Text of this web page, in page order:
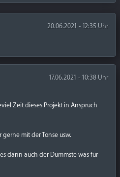
20.06.2021 - 12:35 Uhr
17.06.2021 - 10:38 Uhr
Zeit dieses Projekt in Anspruch
mit der Tonse usw.
dann auch der Dümmste was für